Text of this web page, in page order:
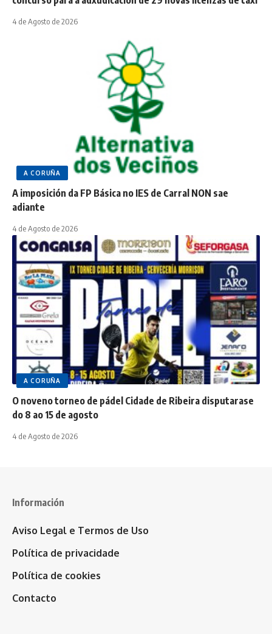
4 de Agosto de 2026
A CORUÑA
A imposición da FP Básica no IES de Carral NON sae
adiante
4 de Agosto de 2026
A CORUÑA
O noveno torneo de pádel Cidade de Ribeira disputarase
do 8 ao 15 de agosto
4 de Agosto de 2026
Información
Aviso Legal e Termos de Uso
Política de privacidade
Política de cookies
Contacto